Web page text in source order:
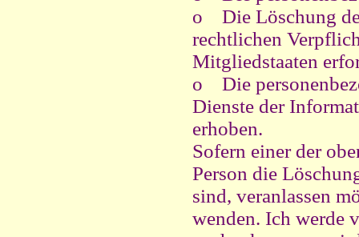
o
Die Löschung
rechtlichen
Mitgliedstaaten
o
Die
Dienste der
erhoben.
Sofern einer der
Person die
sind, veranlassen
wenden. Ich werde